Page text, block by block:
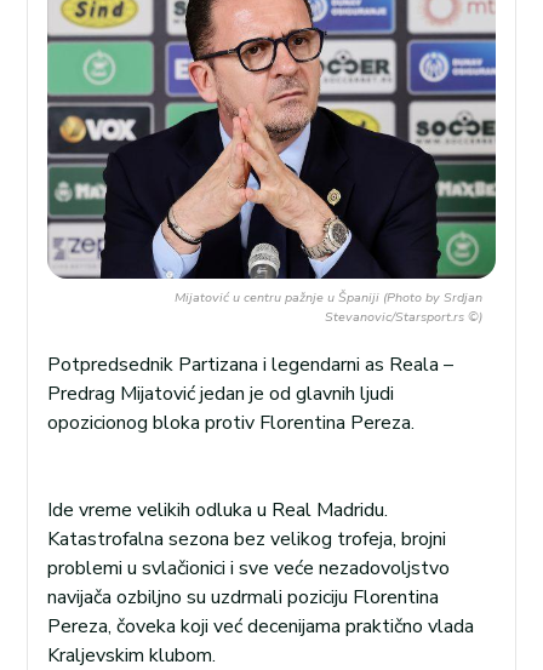
Mijatović u centru pažnje u Španiji (Photo by Srdjan
Stevanovic/Starsport.rs ©)
Potpredsednik Partizana i legendarni as Reala –
Predrag Mijatović jedan je od glavnih ljudi
opozicionog bloka protiv Florentina Pereza.
Ide vreme velikih odluka u Real Madridu.
Katastrofalna sezona bez velikog trofeja, brojni
problemi u svlačionici i sve veće nezadovoljstvo
navijača ozbiljno su uzdrmali poziciju Florentina
Pereza, čoveka koji već decenijama praktično vlada
Kraljevskim klubom.